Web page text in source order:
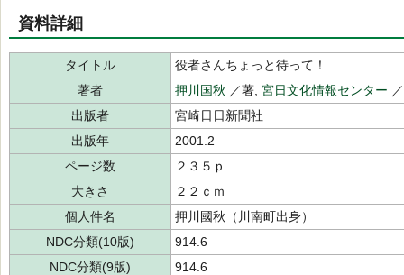
資料詳細
タイトル
役者さんちょっと待って！
著者
押川国秋 ／著, 宮日文化情報センター
出版者
宮崎日日新聞社
出版年
2001.2
ページ数
２３５ｐ
大きさ
２２ｃｍ
個人件名
押川國秋（川南町出身）
NDC分類(10版)
914.6
NDC分類(9版)
914.6